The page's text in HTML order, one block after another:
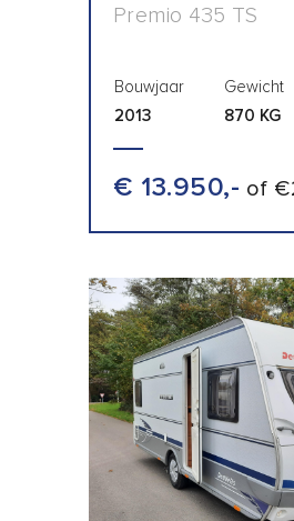
Premio 435 TS
Bouwjaar
2013
Gewicht
870 KG
€ 13.950,- of